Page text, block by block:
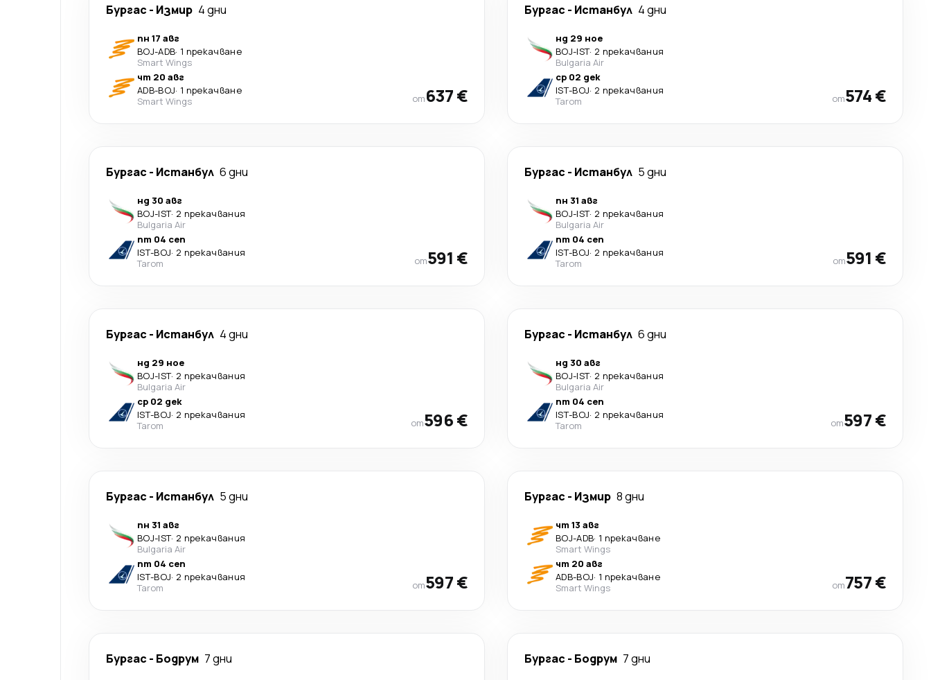
Бургас - Измир 4 дни
пн 17 авг
BOJ-ADB· 1 прекачване
Smart Wings
чт 20 авг
ADB-BOJ· 1 прекачване
Smart Wings
от637 €
Бургас - Истанбул 4 дни
нд 29 ное
BOJ-IST· 2 прекачвания
Bulgaria Air
ср 02 дек
IST-BOJ· 2 прекачвания
Tarom
от574 €
Бургас - Истанбул 6 дни
нд 30 авг
BOJ-IST· 2 прекачвания
Bulgaria Air
пт 04 сеп
IST-BOJ· 2 прекачвания
Tarom
от591 €
Бургас - Истанбул 5 дни
пн 31 авг
BOJ-IST· 2 прекачвания
Bulgaria Air
пт 04 сеп
IST-BOJ· 2 прекачвания
Tarom
от591 €
Бургас - Истанбул 4 дни
нд 29 ное
BOJ-IST· 2 прекачвания
Bulgaria Air
ср 02 дек
IST-BOJ· 2 прекачвания
Tarom
от596 €
Бургас - Истанбул 6 дни
нд 30 авг
BOJ-IST· 2 прекачвания
Bulgaria Air
пт 04 сеп
IST-BOJ· 2 прекачвания
Tarom
от597 €
Бургас - Истанбул 5 дни
пн 31 авг
BOJ-IST· 2 прекачвания
Bulgaria Air
пт 04 сеп
IST-BOJ· 2 прекачвания
Tarom
от597 €
Бургас - Измир 8 дни
чт 13 авг
BOJ-ADB· 1 прекачване
Smart Wings
чт 20 авг
ADB-BOJ· 1 прекачване
Smart Wings
от757 €
Бургас - Бодрум 7 дни Бургас - Бодрум 7 дни